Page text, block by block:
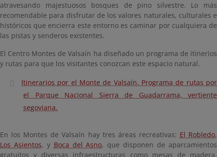
atravesando majestuosos bosques de pino silvestre. Lo más
recomendable para disfrutar de los valores naturales, culturales e
históricos que encierra este entorno es caminar por cualquiera de
las pistas y senderos existentes.
El Centro Montes de Valsaín ha diseñado un programa de itinerios
y rutas para que los visitantes conozcan este espacio natural.
Itinerarios por el Monte de Valsaín. Programa de rutas por
el Parque Nacional Sierra de Guadarrama, vertiente
segoviana.
En los Montes de Valsaín hay tres áreas recreativas: El Robledo,
Los Asientos, y Boca del Asno, que disponen de aparcamientos
gratuitos y diversas infraestructuras como mesas de madera,